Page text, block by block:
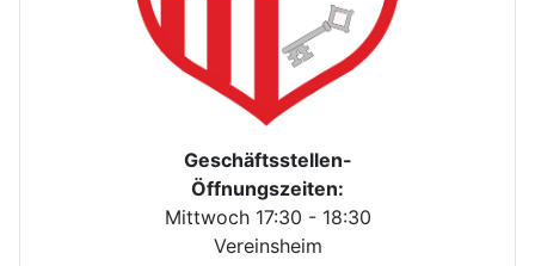
Geschäftsstellen-
Öffnungszeiten:
Mittwoch 17:30 - 18:30
Vereinsheim